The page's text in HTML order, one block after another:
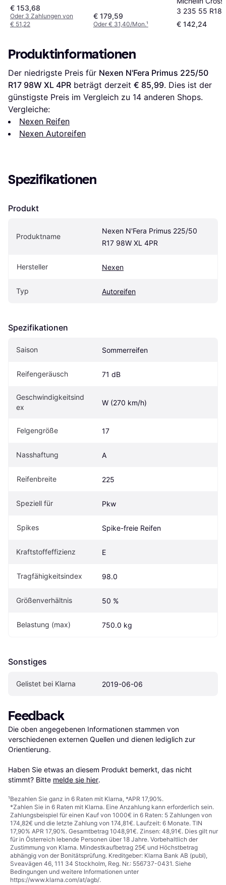
R17 94V
€ 153,68
Oder 3 Zahlungen von
€ 51,22
€ 179,59
Oder € 31,40/Mon.¹
3 235 55 R18
Tire
€ 142,24
Produktinformationen
Der niedrigste Preis für Nexen N'Fera Primus 225/50
R17 98W XL 4PR beträgt derzeit € 85,99. Dies ist der
günstigste Preis im Vergleich zu 14 anderen Shops.
Vergleiche:
Nexen Reifen
Nexen Autoreifen
Spezifikationen
Produkt
Produktname
Nexen N'Fera Primus 225/50
R17 98W XL 4PR
Hersteller Nexen
Typ Autoreifen
Spezifikationen
Saison Sommerreifen
Reifengeräusch 71 dB
Geschwindigkeitsind
ex
W (270 km/h)
Felgengröße 17
Nasshaftung A
Reifenbreite 225
Speziell für Pkw
Spikes Spike-freie Reifen
Kraftstoffeffizienz E
Tragfähigkeitsindex 98.0
Größenverhältnis 50 %
Belastung (max) 750.0 kg
Sonstiges
Gelistet bei Klarna 2019-06-06
Feedback
Die oben angegebenen Informationen stammen von
verschiedenen externen Quellen und dienen lediglich zur
Orientierung.
Haben Sie etwas an diesem Produkt bemerkt, das nicht
stimmt? Bitte melde sie hier.
¹Bezahlen Sie ganz in 6 Raten mit Klarna, *APR 17,90%.
*Zahlen Sie in 6 Raten mit Klarna. Eine Anzahlung kann erforderlich sein.
Zahlungsbeispiel für einen Kauf von 1000€ in 6 Raten: 5 Zahlungen von
174,82€ und die letzte Zahlung von 174,81€. Laufzeit: 6 Monate. TIN
17,90% APR 17,90%. Gesamtbetrag 1048,91€. Zinsen: 48,91€. Dies gilt nur
für in Österreich lebende Personen über 18 Jahre. Vorbehaltlich der
Zustimmung von Klarna. Mindestkaufbetrag 25€ und Höchstbetrag
abhängig von der Bonitätsprüfung. Kreditgeber: Klarna Bank AB (publ),
Sveavägen 46, 111 34 Stockholm, Reg. Nr.: 556737-0431. Siehe
Bedingungen und weitere Informationen unter
https://www.klarna.com/at/agb/.